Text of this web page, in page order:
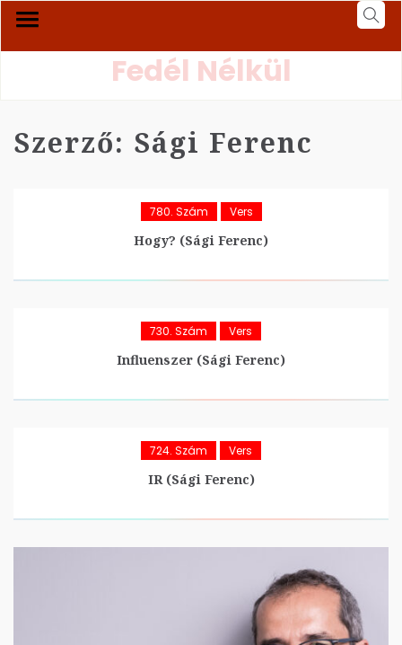
Fedél Nélkül
Szerző: Sági Ferenc
780. Szám Vers
Hogy? (Sági Ferenc)
730. Szám Vers
Influenszer (Sági Ferenc)
724. Szám Vers
IR (Sági Ferenc)